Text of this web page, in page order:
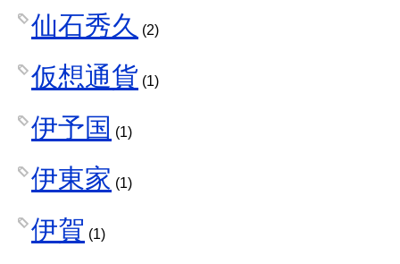
仙石秀久 (2)
仮想通貨 (1)
伊予国 (1)
伊東家 (1)
伊賀 (1)